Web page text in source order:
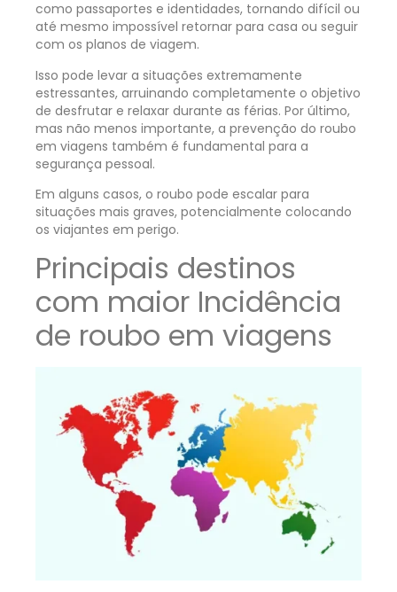
como passaportes e identidades, tornando difícil ou
até mesmo impossível retornar para casa ou seguir
com os planos de viagem.
Isso pode levar a situações extremamente
estressantes, arruinando completamente o objetivo
de desfrutar e relaxar durante as férias. Por último,
mas não menos importante, a prevenção do roubo
em viagens também é fundamental para a
segurança pessoal.
Em alguns casos, o roubo pode escalar para
situações mais graves, potencialmente colocando
os viajantes em perigo.
Principais destinos
com maior Incidência
de roubo em viagens